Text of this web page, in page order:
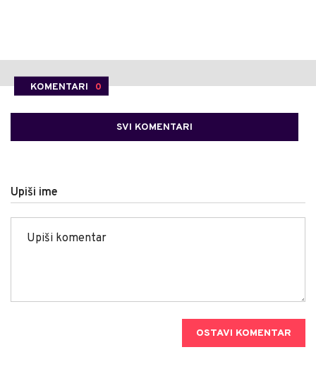
KOMENTARI 0
SVI KOMENTARI
Upiši ime
OSTAVI KOMENTAR